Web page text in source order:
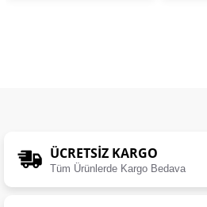
ÜCRETSIZ KARGO
Tüm Ürünlerde Kargo Bedava